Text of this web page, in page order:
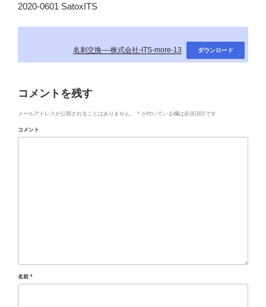
2020-0601 SatoxITS
名刺交換-–-株式会社-ITS-more-13 ダウンロード
コメントを残す
メールアドレスが公開されることはありません。 * が付いている欄は必須項目です
コメント
名前 *